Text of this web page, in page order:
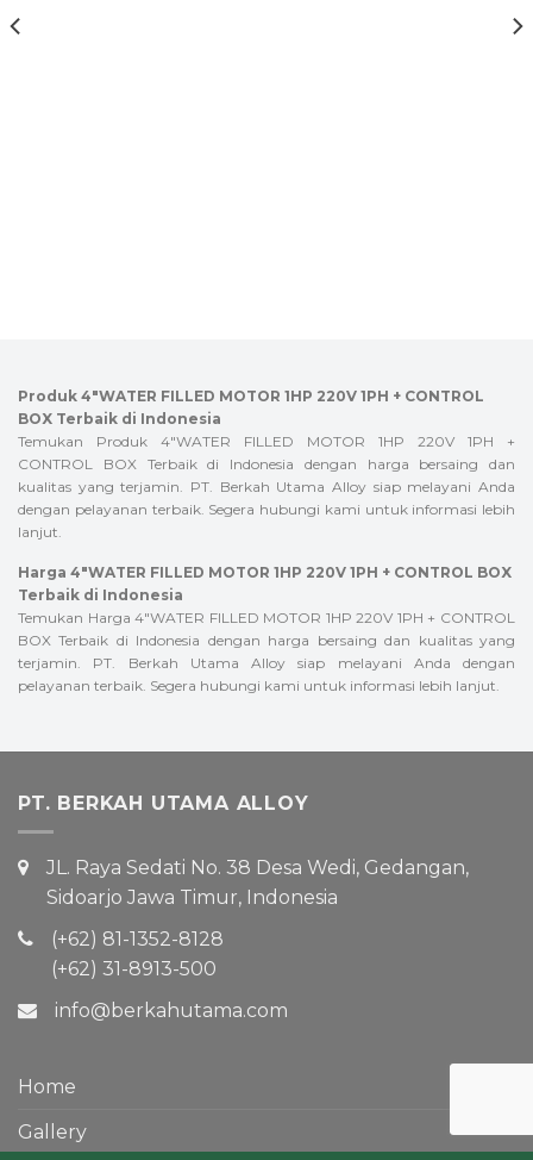
Produk 4″WATER FILLED MOTOR 1HP 220V 1PH + CONTROL
BOX Terbaik di Indonesia
Temukan Produk 4″WATER FILLED MOTOR 1HP 220V 1PH +
CONTROL BOX Terbaik di Indonesia dengan harga bersaing dan
kualitas yang terjamin. PT. Berkah Utama Alloy siap melayani Anda
dengan pelayanan terbaik. Segera hubungi kami untuk informasi lebih
lanjut.
Harga 4″WATER FILLED MOTOR 1HP 220V 1PH + CONTROL BOX
Terbaik di Indonesia
Temukan Harga 4″WATER FILLED MOTOR 1HP 220V 1PH + CONTROL
BOX Terbaik di Indonesia dengan harga bersaing dan kualitas yang
terjamin. PT. Berkah Utama Alloy siap melayani Anda dengan
pelayanan terbaik. Segera hubungi kami untuk informasi lebih lanjut.
PT. BERKAH UTAMA ALLOY
JL. Raya Sedati No. 38 Desa Wedi, Gedangan,
Sidoarjo Jawa Timur, Indonesia
(+62) 81-1352-8128
(+62) 31-8913-500
info@berkahutama.com
Home
Gallery